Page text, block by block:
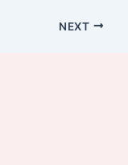
NEXT